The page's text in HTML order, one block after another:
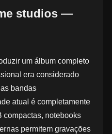
studios —
um álbum completo
era considerado
bandas
atual é completamente
compactas, notebooks
permitem gravações